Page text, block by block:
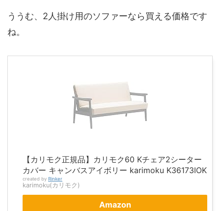
ううむ、2人掛け用のソファーなら買える価格です
ね。
【カリモク正規品】カリモク60 Kチェア2シーター
カバー キャンバスアイボリー karimoku K36173IOK
created by Rinker
karimoku(カリモク)
Amazon